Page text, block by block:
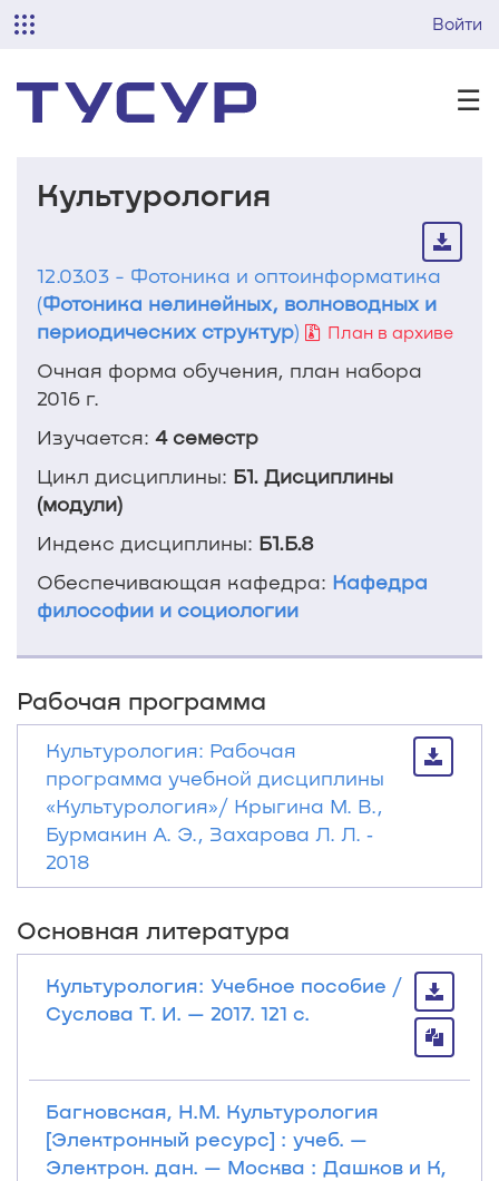
Войти
☰
Культурология
12.03.03 - Фотоника и оптоинформатика
(Фотоника нелинейных, волноводных и
периодических структур) План в архиве
Очная форма обучения, план набора
2016 г.
Изучается: 4 семестр
Цикл дисциплины: Б1. Дисциплины
(модули)
Индекс дисциплины: Б1.Б.8
Обеспечивающая кафедра: Кафедра
философии и социологии
Рабочая программа
Культурология: Рабочая
программа учебной дисциплины
«Культурология»/ Крыгина М. В.,
Бурмакин А. Э., Захарова Л. Л. ‐
2018
Основная литература
Культурология: Учебное пособие /
Суслова Т. И. — 2017. 121 с.
Багновская, Н.М. Культурология
[Электронный ресурс] : учеб. —
Электрон. дан. — Москва : Дашков и К,